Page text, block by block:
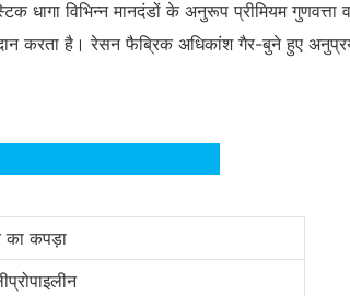
धागा विभिन्न मानदंडों के अनुरूप प्रीमियम
करता है। रेसन फैब्रिक अधिकांश गैर-बुने हुए
कपड़ा